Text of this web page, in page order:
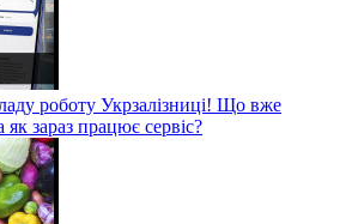
роботу Укрзалізниці! Що вже
як зараз працює сервіс?